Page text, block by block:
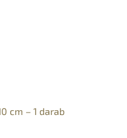
cm – 1 darab